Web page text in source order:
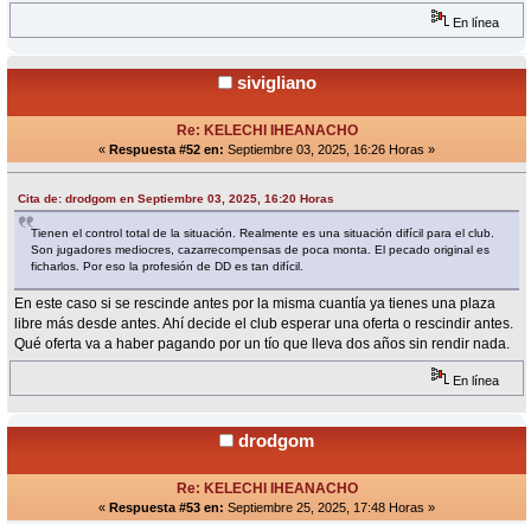
En línea
sivigliano
Re: KELECHI IHEANACHO
« Respuesta #52 en: Septiembre 03, 2025, 16:26 Horas »
Cita de: drodgom en Septiembre 03, 2025, 16:20 Horas
Tienen el control total de la situación. Realmente es una situación difícil para el club.
Son jugadores mediocres, cazarrecompensas de poca monta. El pecado original es
ficharlos. Por eso la profesión de DD es tan difícil.
En este caso si se rescinde antes por la misma cuantía ya tienes una plaza
libre más desde antes. Ahí decide el club esperar una oferta o rescindir antes.
Qué oferta va a haber pagando por un tío que lleva dos años sin rendir nada.
En línea
drodgom
Re: KELECHI IHEANACHO
« Respuesta #53 en: Septiembre 25, 2025, 17:48 Horas »